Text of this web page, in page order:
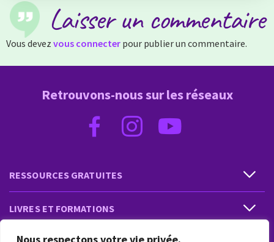
Laisser un commentaire
Vous devez vous connecter pour publier un commentaire.
RESSOURCES GRATUITES
LIVRES ET FORMATIONS
Retrouvons-nous sur les réseaux